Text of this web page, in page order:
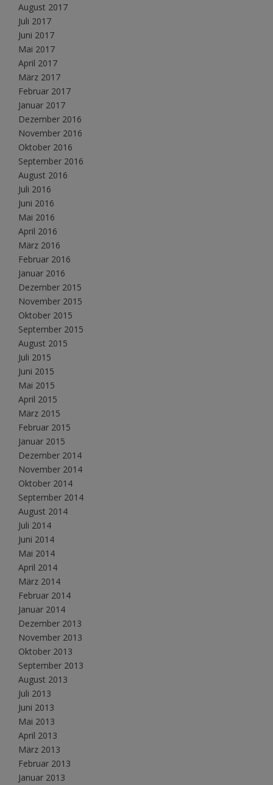
August 2017
Juli 2017
Juni 2017
Mai 2017
April 2017
März 2017
Februar 2017
Januar 2017
Dezember 2016
November 2016
Oktober 2016
September 2016
August 2016
Juli 2016
Juni 2016
Mai 2016
April 2016
März 2016
Februar 2016
Januar 2016
Dezember 2015
November 2015
Oktober 2015
September 2015
August 2015
Juli 2015
Juni 2015
Mai 2015
April 2015
März 2015
Februar 2015
Januar 2015
Dezember 2014
November 2014
Oktober 2014
September 2014
August 2014
Juli 2014
Juni 2014
Mai 2014
April 2014
März 2014
Februar 2014
Januar 2014
Dezember 2013
November 2013
Oktober 2013
September 2013
August 2013
Juli 2013
Juni 2013
Mai 2013
April 2013
März 2013
Februar 2013
Januar 2013